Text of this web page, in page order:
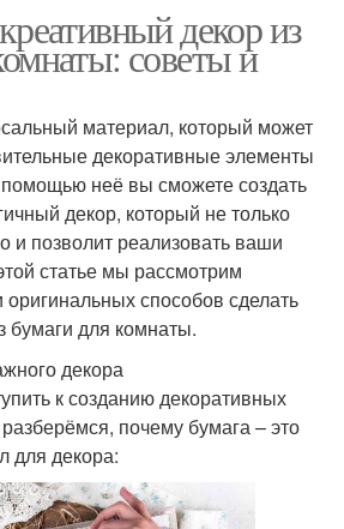
декор из
советы и
материал, который может
декоративные элементы
неё вы сможете создать
декор, который не только
и позволит реализовать ваши
статье мы рассмотрим
оригинальных способов сделать
бумаги для комнаты.
декора
к созданию декоративных
почему бумага – это
для декора: